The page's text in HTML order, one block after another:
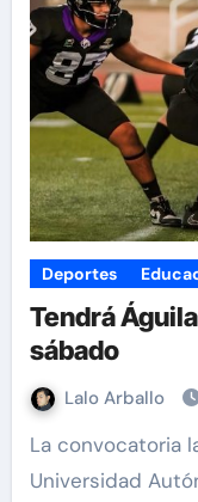
Deportes
Tendrá
sábado
Lalo Arballo
La convocatoria lanzada por las Águilas de la
Universidad